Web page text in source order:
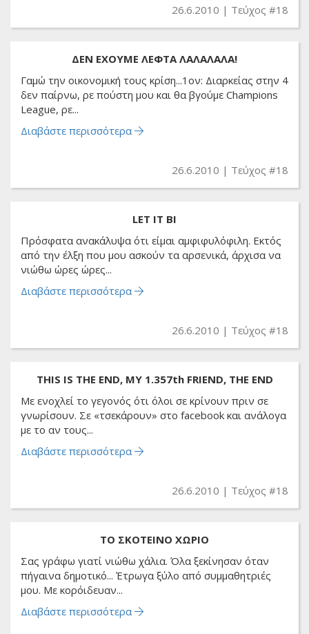
26.6.2010 Τεύχος #18
ΔΕΝ ΕΧΟΥΜΕ ΛΕΦΤΑ ΛΑΛΑΛΑΛΑ!
Γαμώ την οικονομική τους κρίση...1ον: Διαρκείας στην 4
δεν παίρνω, ρε πούστη μου και θα βγούμε Champions
League, ρε...
Διαβάστε περισσότερα
26.6.2010 Τεύχος #18
LET IT BI
Πρόσφατα ανακάλυψα ότι είμαι αμφιφυλόφιλη. Εκτός
από την έλξη που μου ασκούν τα αρσενικά, άρχισα να
νιώθω ώρες ώρες...
Διαβάστε περισσότερα
26.6.2010 Τεύχος #18
THIS IS THE END, MY 1.357th FRIEND, THE END
Με ενοχλεί το γεγονός ότι όλοι σε κρίνουν πριν σε
γνωρίσουν. Σε «τσεκάρουν» στο facebook και ανάλογα
με το αν τους...
Διαβάστε περισσότερα
26.6.2010 Τεύχος #18
ΤΟ ΣΚΟΤΕΙΝΟ ΧΩΡΙΟ
Σας γράφω γιατί νιώθω χάλια. Όλα ξεκίνησαν όταν
πήγαινα δημοτικό... Έτρωγα ξύλο από συμμαθητριές
μου. Με κορόιδευαν...
Διαβάστε περισσότερα